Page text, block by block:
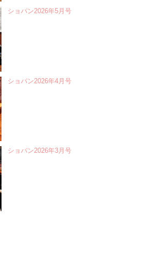
ショパン2026年5月号
ショパン2026年4月号
ショパン2026年3月号